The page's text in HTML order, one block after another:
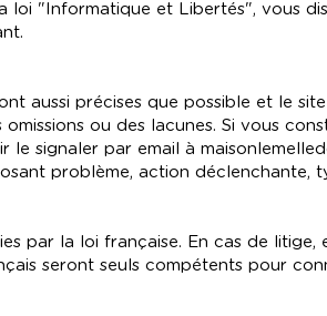
loi "Informatique et Libertés", vous
aussi précises que possible et le
ou des lacunes. Si vous
le signaler par email à
problème, action déclenchante,
par la loi française. En cas de
seront seuls compétents pour